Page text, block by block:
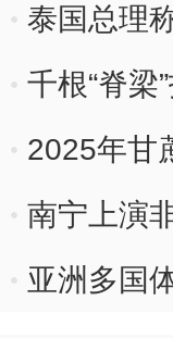
泰国总理
千根“脊梁
模
2025年甘
南宁上演
亚洲多国